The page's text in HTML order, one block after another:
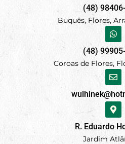
(48)
Buquês, Flores,
(48)
Coroas de Flores,
R. Eduardo
Jardim